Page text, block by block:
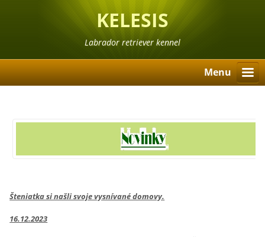
KELESIS
Labrador retriever kennel
Menu
Šteniatka si našli svoje vysnívané domovy.
16.12.2023